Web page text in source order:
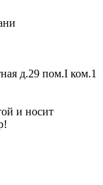
д.29 пом.I ком.1
и носит